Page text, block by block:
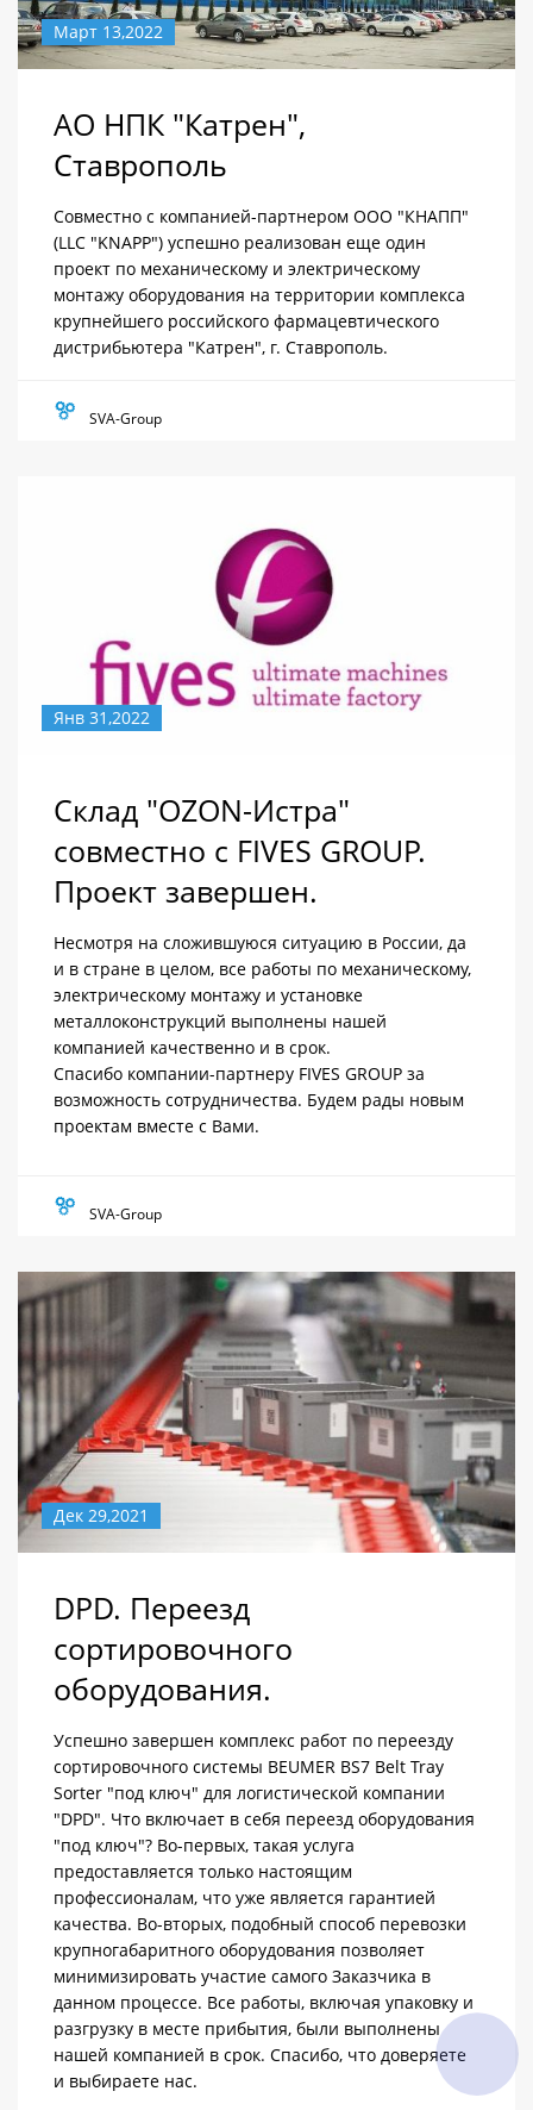
Март 13,2022
АО НПК "Катрен",
Ставрополь
Совместно с компанией-партнером ООО "КНАПП"
(LLС "KNAPP") успешно реализован еще один
проект по механическому и электрическому
монтажу оборудования на территории комплекса
крупнейшего российского фармацевтического
дистрибьютера "Катрен", г. Ставрополь.
SVA-Group
Янв 31,2022
Склад "OZON-Истра"
совместно с FIVES GROUP.
Проект завершен.
Несмотря на сложившуюся ситуацию в России, да
и в стране в целом, все работы по механическому,
электрическому монтажу и установке
металлоконструкций выполнены нашей
компанией качественно и в срок.
Спасибо компании-партнеру FIVES GROUP за
возможность сотрудничества. Будем рады новым
проектам вместе с Вами.
SVA-Group
Дек 29,2021
DPD. Переезд
сортировочного
оборудования.
Успешно завершен комплекс работ по переезду
сортировочного системы BEUMER BS7 Belt Tray
Sorter "под ключ" для логистической компании
"DPD". Что включает в себя переезд оборудования
"под ключ"? Во-первых, такая услуга
предоставляется только настоящим
профессионалам, что уже является гарантией
качества. Во-вторых, подобный способ перевозки
крупногабаритного оборудования позволяет
минимизировать участие самого Заказчика в
данном процессе. Все работы, включая упаковку и
разгрузку в месте прибытия, были выполнены
нашей компанией в срок. Спасибо, что доверяете
и выбираете нас.